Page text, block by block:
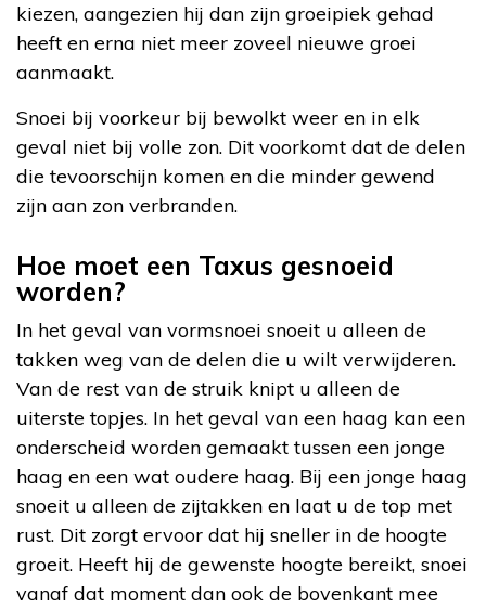
kiezen, aangezien hij dan zijn groeipiek gehad
heeft en erna niet meer zoveel nieuwe groei
aanmaakt.
Snoei bij voorkeur bij bewolkt weer en in elk
geval niet bij volle zon. Dit voorkomt dat de delen
die tevoorschijn komen en die minder gewend
zijn aan zon verbranden.
Hoe moet een Taxus gesnoeid
worden?
In het geval van vormsnoei snoeit u alleen de
takken weg van de delen die u wilt verwijderen.
Van de rest van de struik knipt u alleen de
uiterste topjes. In het geval van een haag kan een
onderscheid worden gemaakt tussen een jonge
haag en een wat oudere haag. Bij een jonge haag
snoeit u alleen de zijtakken en laat u de top met
rust. Dit zorgt ervoor dat hij sneller in de hoogte
groeit. Heeft hij de gewenste hoogte bereikt, snoei
vanaf dat moment dan ook de bovenkant mee